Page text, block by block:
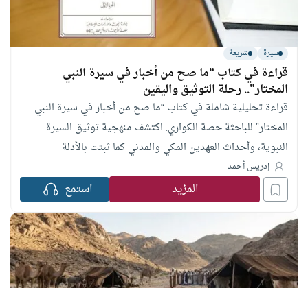
سيرة شريعة
قراءة في كتاب “ما صح من أخبار في سيرة النبي
المختار”.. رحلة التوثيق واليقين
قراءة تحليلية شاملة في كتاب “ما صح من أخبار في سيرة النبي
المختار” للباحثة حصة الكواري. اكتشف منهجية توثيق السيرة
النبوية، وأحداث العهدين المكي والمدني كما ثبتت بالأدلة
الصحيحة.
إدريس أحمد
المزيد استمع